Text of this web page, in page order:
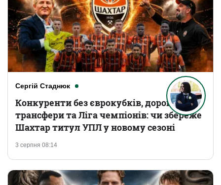
Сергій Стаднюк
3 серпня 08:14
Конкуренти без єврокубків, дорогі
трансфери та Ліга чемпіонів: чи збереже
Шахтар титул УПЛ у новому сезоні